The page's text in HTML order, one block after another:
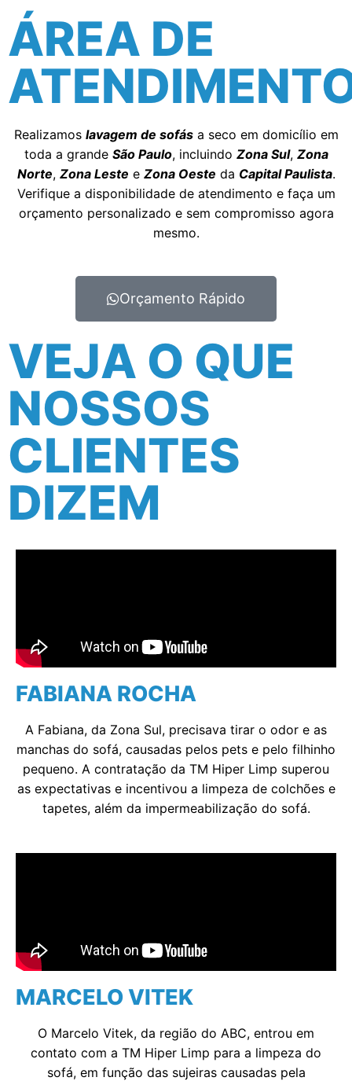
Saiba mais...
ÁREA DE
Realizamos lavagem de sofása seco em domicílio em
toda a grande São Paulo, incluindo Zona Sul, Zona
Norte, Zona Leste e Zona Oeste da Capital Paulista.
Verifique a disponibilidade de atendimento e faça um
orçamento personalizado e sem compromisso agora
mesmo.
Orçamento Rápido
VEJA O QUE
NOSSOS
CLIENTES
DIZEM
FABIANA ROCHA
A Fabiana, da Zona Sul, precisava tirar o odor e as
manchas do sofá, causadas pelos pets e pelo filhinho
pequeno. A contratação da TM Hiper Limp superou
as expectativas e incentivou a limpeza de colchões e
tapetes, além da impermeabilização do sofá.
MARCELO VITEK
O Marcelo Vitek, da região do ABC, entrou em
contato com a TM Hiper Limp para a limpeza do
sofá, em função das sujeiras causadas pela